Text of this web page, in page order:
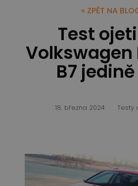
« ZPĚT NA
Test
Volkswagen
B7 jedině
18. března 2024 Testy